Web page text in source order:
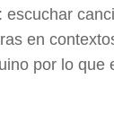
escuchar
en
por lo que